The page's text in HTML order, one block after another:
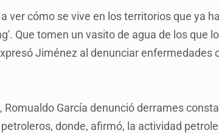
a ver cómo se vive en los territorios que ya
Que tomen un vasito de agua de los que
Jiménez al denunciar enfermedades
Romualdo García denunció derrames
donde, afirmó, la actividad